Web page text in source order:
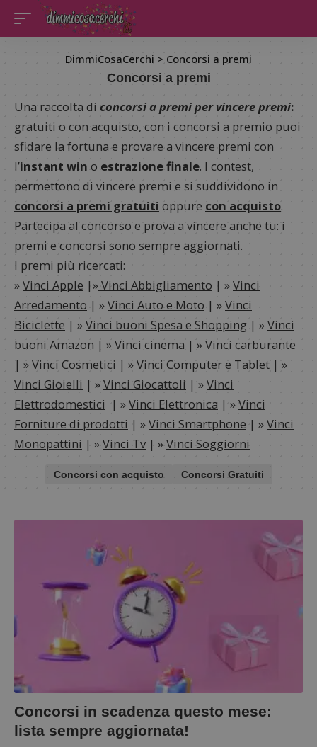
DimmiCosaCerchi > Concorsi a premi
Concorsi a premi
Una raccolta di concorsi a premi per vincere premi:
gratuiti o con acquisto, con i concorsi a premio puoi
sfidare la fortuna e provare a vincere premi con
l’instant win o estrazione finale. I contest,
permettono di vincere premi e si suddividono in
concorsi a premi gratuiti oppure con acquisto.
Partecipa al concorso e prova a vincere anche tu: i
premi e concorsi sono sempre aggiornati.
I premi più ricercati:
»Vinci Apple |»Vinci Abbigliamento | »Vinci
Arredamento | »Vinci Auto e Moto | »Vinci
Biciclette | »Vinci buoni Spesa e Shopping | »Vinci
buoni Amazon | »Vinci cinema | »Vinci carburante
| »Vinci Cosmetici | »Vinci Computer e Tablet | »
Vinci Gioielli | »Vinci Giocattoli | »Vinci
Elettrodomestici | »Vinci Elettronica | »Vinci
Forniture di prodotti | »Vinci Smartphone | »Vinci
Monopattini | »Vinci Tv | »Vinci Soggiorni
Concorsi con acquisto Concorsi Gratuiti
Concorsi in scadenza questo mese:
lista sempre aggiornata!